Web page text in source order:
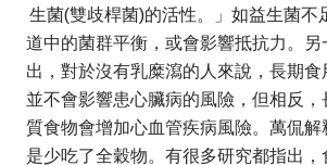
生菌(雙歧桿菌)的活性。」如益生菌不
道中的菌群平衡，或會影響抵抗力。另
出，對於沒有乳糜瀉的人來說，長期食
並不會影響患心臟病的風險，但相反
質食物會增加心血管疾病風險。萬侃
是少吃了全穀物。有很多研究都指出